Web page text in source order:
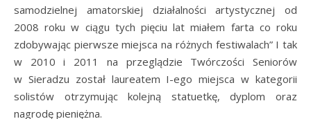
samodzielnej amatorskiej działalności artystycznej od
2008 roku w ciągu tych pięciu lat miałem farta co roku
zdobywając pierwsze miejsca na różnych festiwalach” I tak
w 2010 i 2011 na przeglądzie Twórczości Seniorów
w Sieradzu został laureatem I-ego miejsca w kategorii
solistów otrzymując kolejną statuetkę, dyplom oraz
nagrodę pieniężna.